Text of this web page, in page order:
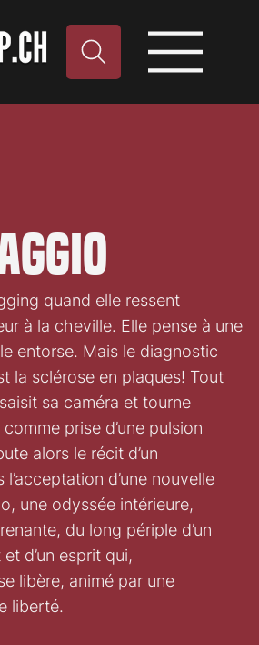
quand elle ressent
à la cheville. Elle pense à une
entorse. Mais le diagnostic
la sclérose en plaques! Tout
sa caméra et tourne
prise d’une pulsion
alors le récit d’un
d’une nouvelle
une odyssée intérieure,
du long périple d’un
d’un esprit qui,
libère, animé par une
liberté.